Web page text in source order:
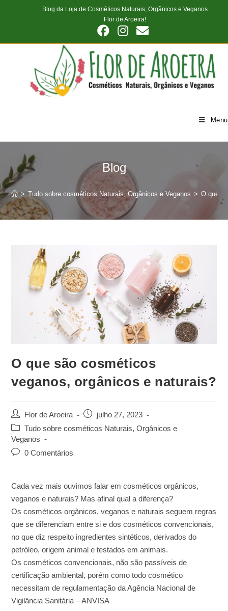
Blog da Loja de Cosméticos Naturais, Orgânicos e Veganos
Flor de Aroeira!
Menu
Blog
> Tudo sobre cosméticos Naturais, Orgânicos e Veganos > O que
O que são cosméticos
veganos, orgânicos e naturais?
Post
author:
Flor de Aroeira
Post
published:
julho 27, 2023
Post
category:
Tudo sobre cosméticos Naturais, Orgânicos e
Veganos
Post0 Comentários
Cada vez mais ouvimos falar em cosméticos orgânicos,
veganos e naturais? Mas afinal qual a diferença?
Os cosméticos orgânicos, veganos e naturais seguem regras
que se diferenciam entre si e dos cosméticos convencionais,
no que diz respeito ingredientes sintéticos, derivados do
petróleo, origem animal e testados em animais.
Os cosméticos convencionais, não são passíveis de
certificação ambiental, porém como todo cosmético
necessitam de regulamentação da Agência Nacional de
Vigilância Sanitária – ANVISA